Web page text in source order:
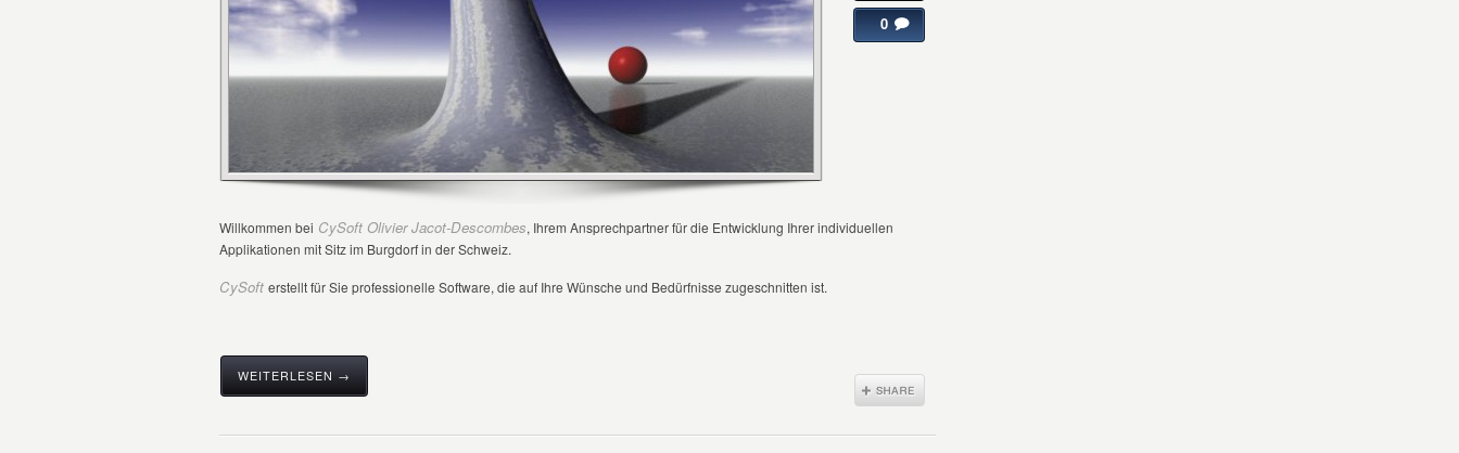
Willkommen bei CySoft Olivier Jacot-Descombes, Ihrem Ansprechpartner für die Entwicklung Ihrer individuellen
Applikationen mit Sitz im Burgdorf in der Schweiz.
CySoft erstellt für Sie professionelle Software, die auf Ihre Wünsche und Bedürfnisse zugeschnitten ist.
WEITERLESEN →
0